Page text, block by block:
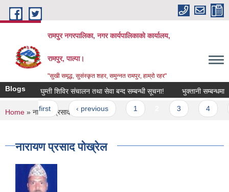
Skip to main content
रामपुर नगरपालिका, नगर कार्यपालिकाको कार्यालय,
रामपुर, पाल्पा।
"सुखी समृद्ध, सुसंस्कृत शहर, समुन्नत रामपुर, हाम्रो रहर"
Blogs एकिकृत घुम्ती शिविर संचालन तथा सेवा बन्द सम्बन्धी सूचना! भुक्तानी सम्बन्धमा ।
Pages
« first ‹ previous
You are here
Home » नारायण प्रसाद पोख्रेल
नारायण प्रसाद पोख्रेल